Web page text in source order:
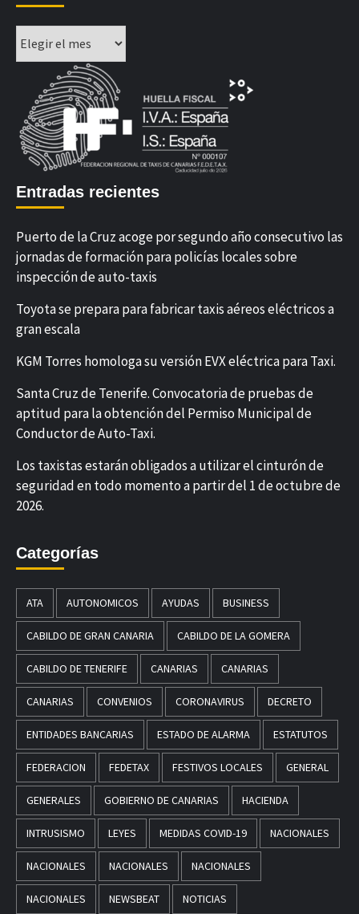
Entradas recientes
Puerto de la Cruz acoge por segundo año consecutivo las
jornadas de formación para policías locales sobre
inspección de auto-taxis
Toyota se prepara para fabricar taxis aéreos eléctricos a
gran escala
KGM Torres homologa su versión EVX eléctrica para Taxi.
Santa Cruz de Tenerife. Convocatoria de pruebas de
aptitud para la obtención del Permiso Municipal de
Conductor de Auto-Taxi.
Los taxistas estarán obligados a utilizar el cinturón de
seguridad en todo momento a partir del 1 de octubre de
2026.
Categorías
ATA AUTONOMICOS AYUDAS BUSINESS
CABILDO DE GRAN CANARIA CABILDO DE LA GOMERA
CABILDO DE TENERIFE CANARIAS CANARIAS
CANARIAS CONVENIOS CORONAVIRUS DECRETO
ENTIDADES BANCARIAS ESTADO DE ALARMA ESTATUTOS
FEDERACION FEDETAX FESTIVOS LOCALES GENERAL
GENERALES GOBIERNO DE CANARIAS HACIENDA
INTRUSISMO LEYES MEDIDAS COVID-19 NACIONALES
NACIONALES NACIONALES NACIONALES
NACIONALES NEWSBEAT NOTICIAS